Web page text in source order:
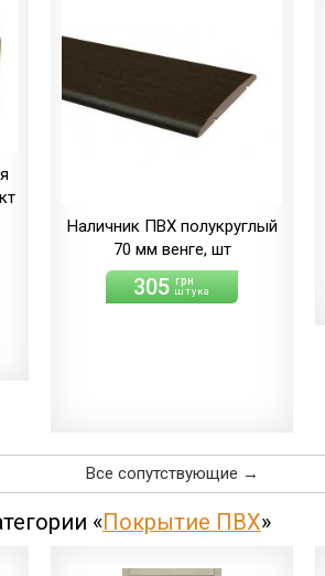
Наличник ПВХ полукруглый
70 мм венге, шт
305 грн
штука
Все сопутствующие →
«Покрытие ПВХ»